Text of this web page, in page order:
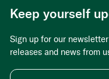
Keep yourself
Sign up for our
releases and news from